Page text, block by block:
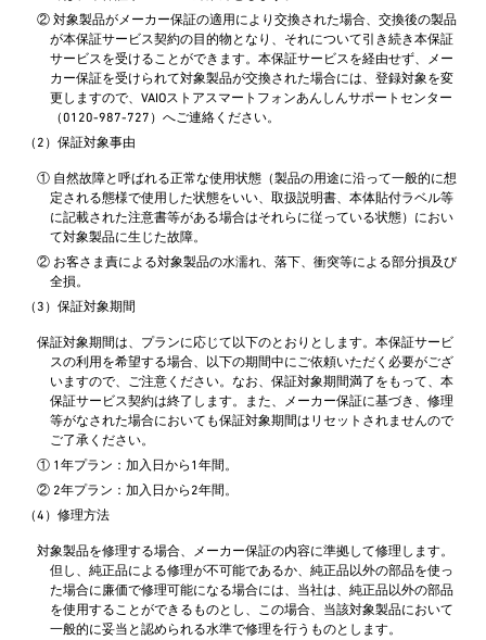
② 対象製品がメーカー保証の適用により交換された場合、交換後の製品
が本保証サービス契約の目的物となり、それについて引き続き本保証
サービスを受けることができます。本保証サービスを経由せず、メー
カー保証を受けられて対象製品が交換された場合には、登録対象を変
更しますので、VAIOストアスマートフォンあんしんサポートセンター
（0120-987-727）へご連絡ください。
（2）保証対象事由
① 自然故障と呼ばれる正常な使用状態（製品の用途に沿って一般的に想
定される態様で使用した状態をいい、取扱説明書、本体貼付ラベル等
に記載された注意書等がある場合はそれらに従っている状態）におい
て対象製品に生じた故障。
② お客さま責による対象製品の水濡れ、落下、衝突等による部分損及び
全損。
（3）保証対象期間
保証対象期間は、プランに応じて以下のとおりとします。本保証サービ
スの利用を希望する場合、以下の期間中にご依頼いただく必要がござ
いますので、ご注意ください。なお、保証対象期間満了をもって、本
保証サービス契約は終了します。また、メーカー保証に基づき、修理
等がなされた場合においても保証対象期間はリセットされませんので
ご了承ください。
① 1年プラン：加入日から1年間。
② 2年プラン：加入日から2年間。
（4）修理方法
対象製品を修理する場合、メーカー保証の内容に準拠して修理します。
但し、純正品による修理が不可能であるか、純正品以外の部品を使っ
た場合に廉価で修理可能になる場合には、当社は、純正品以外の部品
を使用することができるものとし、この場合、当該対象製品において
一般的に妥当と認められる水準で修理を行うものとします。